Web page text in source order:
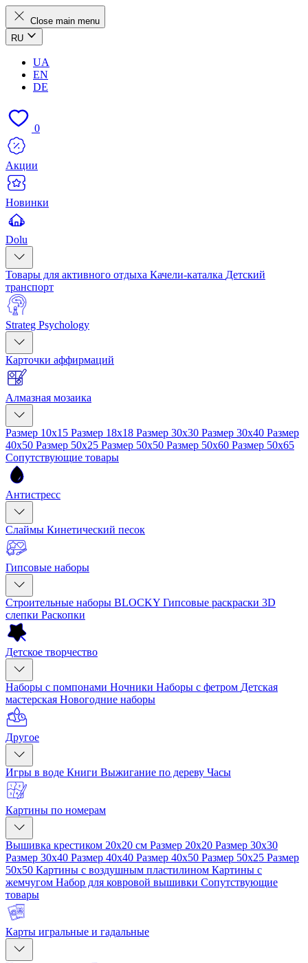
Close main menu
RU
UA
EN
DE
0
Акции
Новинки
Dolu
Товары для активного отдыха Качели-каталка Детский
транспорт
Strateg Psychology
Карточки аффирмаций
Алмазная мозаика
Размер 10x15 Размер 18x18 Размер 30x30 Размер 30x40 Размер
40x50 Размер 50x25 Размер 50x50 Размер 50x60 Размер 50x65
Сопутствующие товары
Антистресс
Слаймы Кинетический песок
Гипсовые наборы
Строительные наборы BLOCKY Гипсовые раскраски 3D
слепки Раскопки
Детское творчество
Наборы с помпонами Ночники Наборы с фетром Детская
мастерская Новогодние наборы
Другое
Игры в воде Книги Выжигание по дереву Часы
Картины по номерам
Вышивка крестиком 20x20 см Размер 20x20 Размер 30x30
Размер 30x40 Размер 40x40 Размер 40x50 Размер 50x25 Размер
50x50 Картины с воздушным пластилином Картины с
жемчугом Набор для ковровой вышивки Сопутствующие
товары
Карты игральные и гадальные